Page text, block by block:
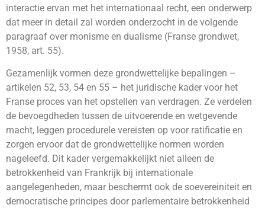
interactie ervan met het internationaal recht, een onderwerp
dat meer in detail zal worden onderzocht in de volgende
paragraaf over monisme en dualisme (Franse grondwet,
1958, art. 55).
Gezamenlijk vormen deze grondwettelijke bepalingen –
artikelen 52, 53, 54 en 55 – het juridische kader voor het
Franse proces van het opstellen van verdragen. Ze verdelen
de bevoegdheden tussen de uitvoerende en wetgevende
macht, leggen procedurele vereisten op voor ratificatie en
zorgen ervoor dat de grondwettelijke normen worden
nageleefd. Dit kader vergemakkelijkt niet alleen de
betrokkenheid van Frankrijk bij internationale
aangelegenheden, maar beschermt ook de soevereiniteit en
democratische principes door parlementaire betrokkenheid